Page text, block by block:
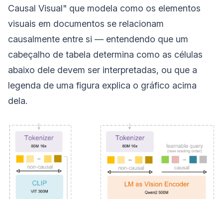
Causal Visual" que modela como os elementos
visuais em documentos se relacionam
causalmente entre si — entendendo que um
cabeçalho de tabela determina como as células
abaixo dele devem ser interpretadas, ou que a
legenda de uma figura explica o gráfico acima
dela.